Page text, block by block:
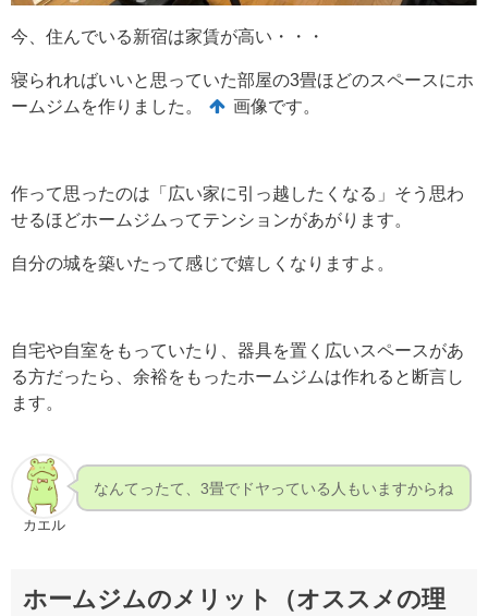
今、住んでいる新宿は家賃が高い・・・
寝られればいいと思っていた部屋の3畳ほどのスペースにホ
ームジムを作りました。
画像です。
作って思ったのは「広い家に引っ越したくなる」そう思わ
せるほどホームジムってテンションがあがります。
自分の城を築いたって感じで嬉しくなりますよ。
自宅や自室をもっていたり、器具を置く広いスペースがあ
る方だったら、余裕をもったホームジムは作れると断言し
ます。
カエル
なんてったて、3畳でドヤっている人もいますからね
ホームジムのメリット（オススメの理